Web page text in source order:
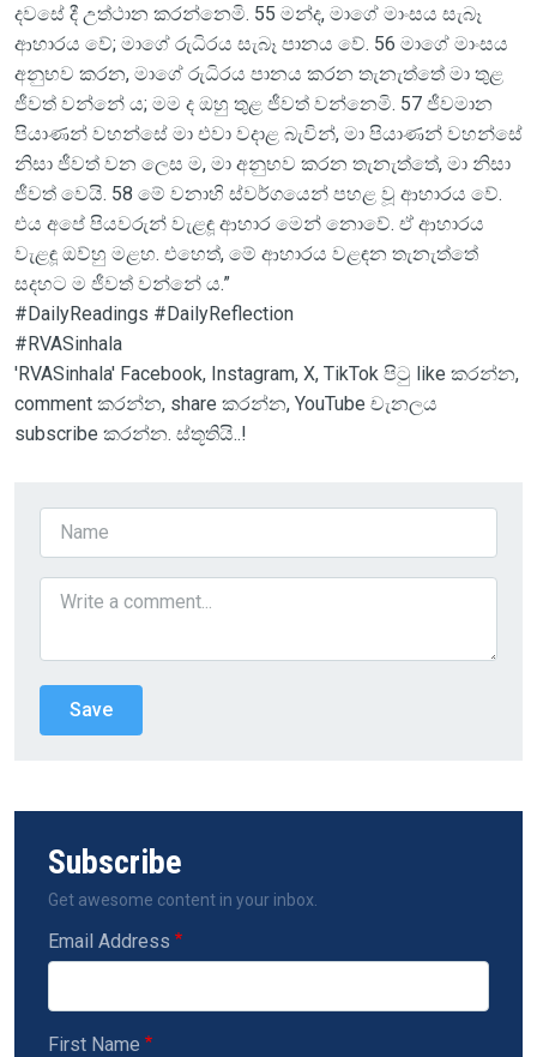
දවසේ දී උත්ථාන කරන්නෙමි. 55 මන්ද, මාගේ මාංසය සැබෑ
ආහාරය වේ; මාගේ රුධිරය සැබෑ පානය වේ. 56 මාගේ මාංසය
අනුභව කරන, මාගේ රුධිරය පානය කරන තැනැත්තේ මා තුළ
ජීවත් වන්නේ ය; මම ද ඔහු තුළ ජීවත් වන්නෙමි. 57 ජීවමාන
පියාණන් වහන්සේ මා එවා වදාළ බැවින්, මා පියාණන් වහන්සේ
නිසා ජීවත් වන ලෙස ම, මා අනුභව කරන තැනැත්තේ, මා නිසා
ජීවත් වෙයි. 58 මේ වනාහි ස්වර්ගයෙන් පහළ වූ ආහාරය වේ.
එය අපේ පියවරුන් වැළඳූ ආහාර මෙන් නොවේ. ඒ ආහාරය
වැළඳූ ඔව්හු මළහ. එහෙත්, මේ ආහාරය වළඳන තැනැත්තේ
සදහට ම ජීවත් වන්නේ ය.”
#DailyReadings #DailyReflection
#RVASinhala
'RVASinhala' Facebook, Instagram, X, TikTok පිටු like කරන්න,
comment කරන්න, share කරන්න, YouTube චැනලය
subscribe කරන්න. ස්තූතියි..!
Subscribe
Get awesome content in your inbox.
Email Address
First Name